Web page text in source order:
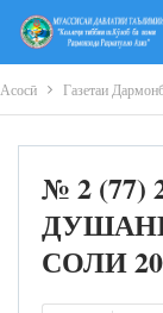
Асосӣ Газетаи
№ 2 (77)
СОЛИ